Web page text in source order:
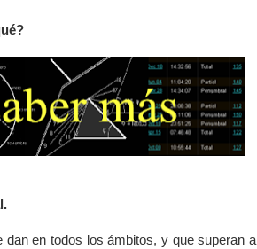
en todos los ámbitos, y que superan a